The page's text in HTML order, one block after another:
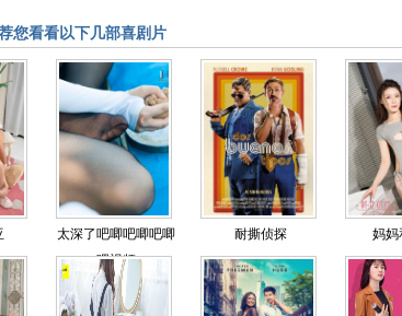
您看看以下几部喜剧片
太深了吧唧吧唧吧唧
吧视频
耐撕侦探 妈妈